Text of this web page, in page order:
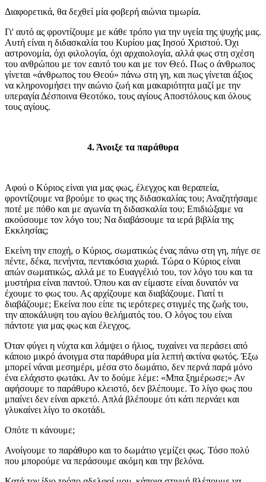
Διαφορετικά, θα δεχθεί μία φοβερή αιώνια τιμωρία.
Γι' αυτό ας φροντίζουμε με κάθε τρόπο για την υγεία της ψυχής μας.
Αυτή είναι η διδασκαλία του Κυρίου μας Ιησού Χριστού. Όχι
αστρονομία, όχι φιλολογία, όχι αρχαιολογία, αλλά φως στη σχέση
του ανθρώπου με τον εαυτό του και με τον Θεό. Πως ο άνθρωπος
γίνεται «άνθρωπος του Θεού» πάνω στη γη, και πως γίνεται άξιος
να κληρονομήσει την αιώνιο ζωή και μακαριότητα μαζί με την
υπεραγία Δέσποινα Θεοτόκο, τους αγίους Αποστόλους και όλους
τους αγίους.
4. Άνοιξε τα παράθυρα
Αφού ο Κύριος είναι για μας φως, έλεγχος και θεραπεία,
φροντίζουμε να βρούμε το φως της διδασκαλίας του; Αναζητήσαμε
ποτέ με πόθο και με αγωνία τη διδασκαλία του; Επιδιώξαμε να
ακούσουμε τον λόγο του; Να διαβάσουμε τα ιερά βιβλία της
Εκκλησίας;
Εκείνη την εποχή, ο Κύριος, σωματικώς ένας πάνω στη γη, πήγε σε
πέντε, δέκα, πενήντα, πεντακόσια χωριά. Τώρα ο Κύριος είναι
απών σωματικώς, αλλά με το Ευαγγέλιό του, τον λόγο του και τα
μυστήρια είναι παντού. Όπου και αν είμαστε είναι δυνατόν να
έχουμε το φως του. Ας αρχίζουμε και διαβάζουμε. Γιατί τι
διαβάζουμε; Εκείνα που είπε τις ιερότερες στιγμές της ζωής του,
την αποκάλυψη του αγίου θελήματός του. Ο λόγος του είναι
πάντοτε για μας φως και έλεγχος.
Όταν φύγει η νύχτα και λάμψει ο ήλιος, τυχαίνει να περάσει από
κάποιο μικρό άνοιγμα στα παράθυρα μία λεπτή ακτίνα φωτός. Έξω
μπορεί νάναι μεσημέρι, μέσα στο δωμάτιο, δεν περνά παρά μόνο
ένα ελάχιστο φωτάκι. Αν το δούμε λέμε: «Μπα ξημέρωσε;» Αν
αφήσουμε το παράθυρο κλειστό, δεν βλέπουμε. Το λίγο φως που
μπαίνει δεν είναι αρκετό. Απλά βλέπουμε ότι κάτι περνάει και
γλυκαίνει λίγο το σκοτάδι.
Οπότε τι κάνουμε;
Ανοίγουμε το παράθυρο και το δωμάτιο γεμίζει φως. Τόσο πολύ
που μπορούμε να περάσουμε ακόμη και την βελόνα.